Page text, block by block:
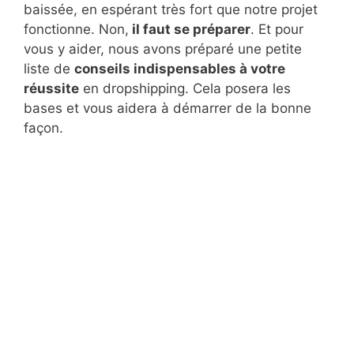
baissée, en espérant très fort que notre projet
fonctionne. Non, il faut se préparer. Et pour
vous y aider, nous avons préparé une petite
liste de conseils indispensables à votre
réussite en dropshipping. Cela posera les
bases et vous aidera à démarrer de la bonne
façon.